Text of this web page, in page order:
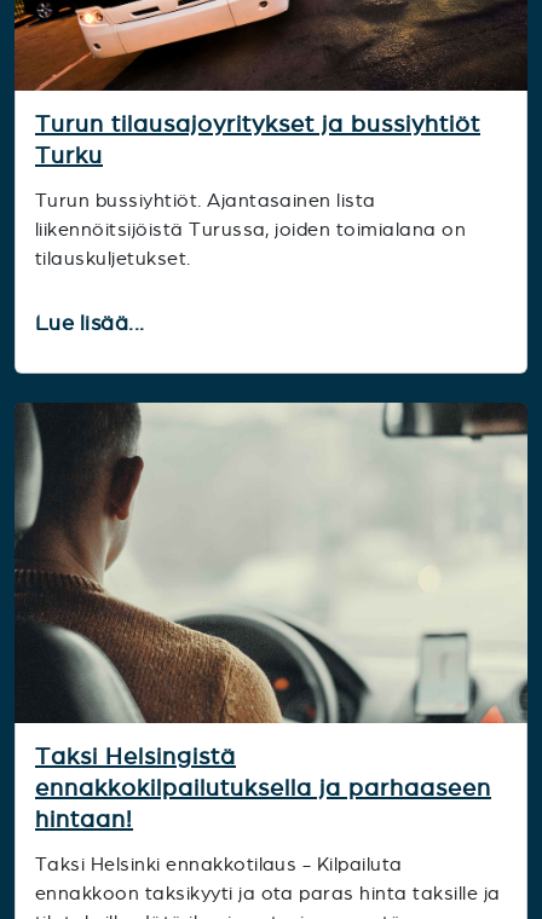
Turun tilausajoyritykset ja bussiyhtiöt
Turku
Turun bussiyhtiöt. Ajantasainen lista
liikennöitsijöistä Turussa, joiden toimialana on
tilauskuljetukset.
Lue lisää...
Taksi Helsingistä
ennakkokilpailutuksella ja parhaaseen
hintaan!
Taksi Helsinki ennakkotilaus - Kilpailuta
ennakkoon taksikyyti ja ota paras hinta taksille ja